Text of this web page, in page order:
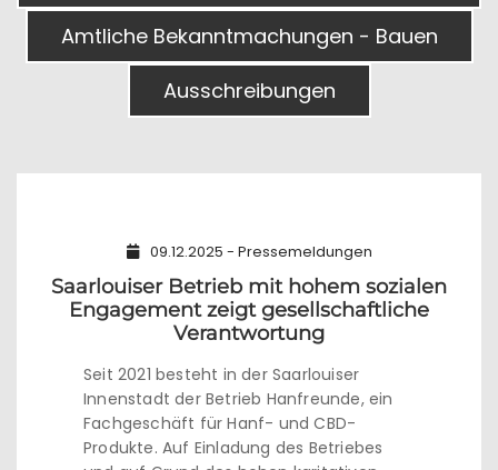
Amtliche Bekanntmachungen - Bauen
Ausschreibungen
09.12.2025 - Pressemeldungen
Saarlouiser Betrieb mit hohem sozialen
Engagement zeigt gesellschaftliche
Verantwortung
Seit 2021 besteht in der Saarlouiser
Innenstadt der Betrieb Hanfreunde, ein
Fachgeschäft für Hanf- und CBD-
Produkte. Auf Einladung des Betriebes